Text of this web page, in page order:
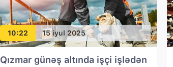
10:22 15 iyul 2025
Qızmar günəş altında işçi işlədən